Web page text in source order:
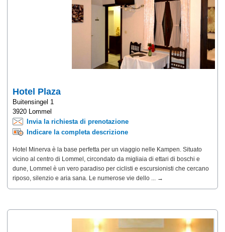
Hotel Plaza
Buitensingel 1
3920 Lommel
Invia la richiesta di prenotazione
Indicare la completa descrizione
Hotel Minerva è la base perfetta per un viaggio nelle Kampen. Situato
vicino al centro di Lommel, circondato da migliaia di ettari di boschi e
dune, Lommel è un vero paradiso per ciclisti e escursionisti che cercano
riposo, silenzio e aria sana. Le numerose vie dello ... →